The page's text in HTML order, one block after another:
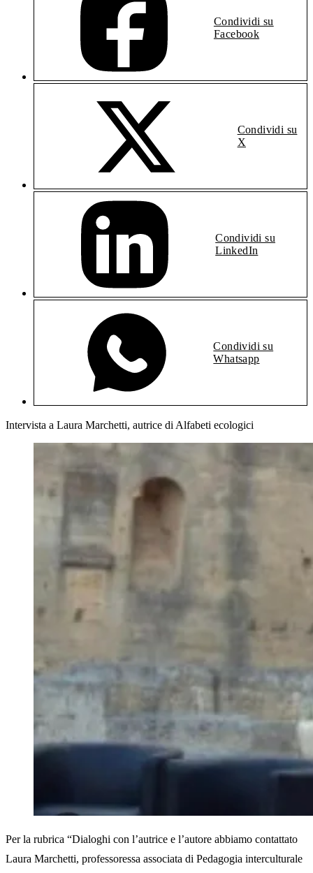
Condividi su
Facebook
Condividi su
X
Condividi su
LinkedIn
Condividi su
Whatsapp
Intervista a Laura Marchetti, autrice di Alfabeti ecologici
Per la rubrica “Dialoghi con l’autrice e l’autore abbiamo contattato
Laura Marchetti, professoressa associata di Pedagogia interculturale